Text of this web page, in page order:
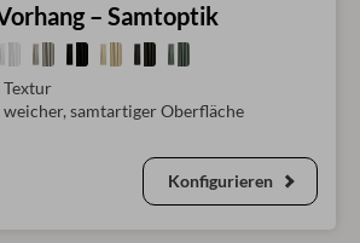
– Samtoptik
Textur
samtartiger Oberfläche